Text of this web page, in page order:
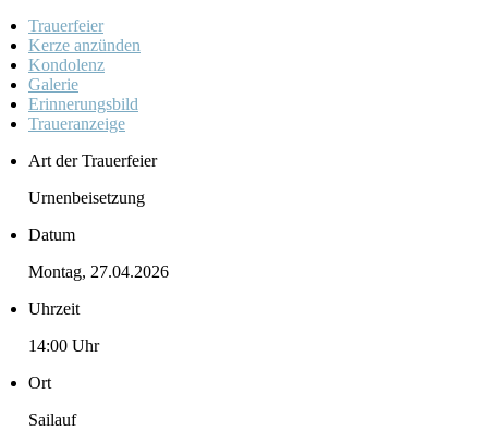
Trauer­feier
Kerze anzünden
Kondo­lenz
Galerie
Erinne­rungs­bild
Trauer­anzeige
Art der Trauerfeier
Urnenbeisetzung
Datum
Montag, 27.04.2026
Uhrzeit
14:00 Uhr
Ort
Sailauf